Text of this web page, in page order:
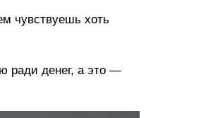
чувствуешь хоть
ради денег, а это —